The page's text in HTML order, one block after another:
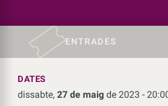
ENTRADES
DATES
dissabte, 27 de maig de 2023 -